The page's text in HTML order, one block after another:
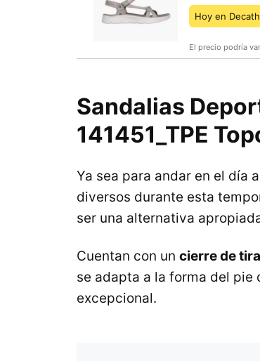
Hoy en
El precio podría
Sandalias
141451_TPE
Ya sea para andar en el día
diversos durante esta
ser una alternativa
Cuentan con un cierre de
se adapta a la forma del pie
excepcional.